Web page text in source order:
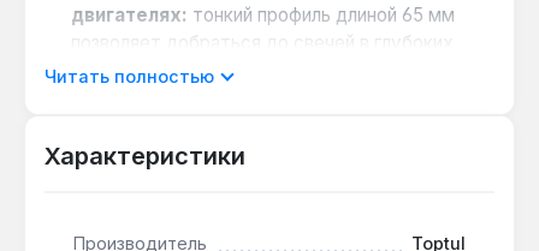
двигателях: тонкий профиль длиной 65 мм
позволяет добраться до свечей в глубоких
колодцах, где стандартные головки не
шестигранная форма 16 мм обеспечивает
затяжке.
Читать полностью
Характеристики
Производитель Toptul